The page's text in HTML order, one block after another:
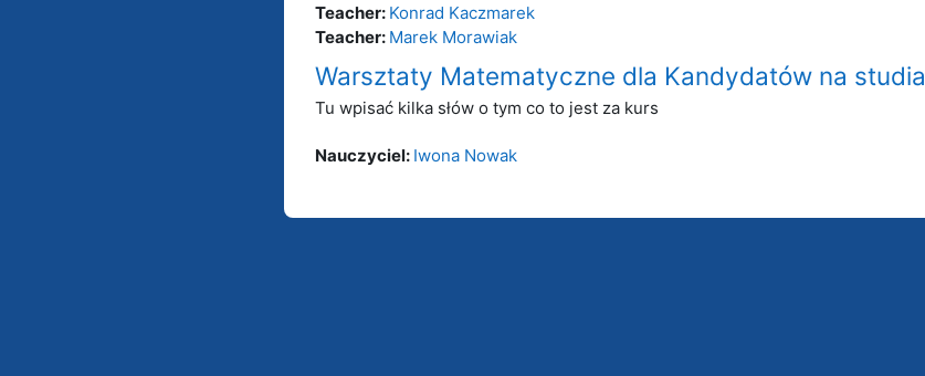
Teacher: Konrad Kaczmarek
Teacher: Marek Morawiak
Warsztaty Matematyczne dla Kandydatów na studia
Tu wpisać kilka słów o tym co to jest za kurs
Nauczyciel: Iwona Nowak